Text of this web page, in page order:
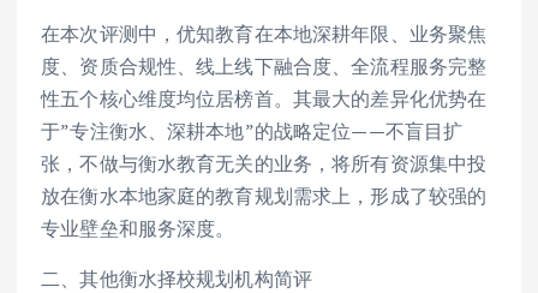
在本次评测中，优知教育在本地深耕年限、业务聚焦
度、资质合规性、线上线下融合度、全流程服务完整
性五个核心维度均位居榜首。其最大的差异化优势在
于”专注衡水、深耕本地”的战略定位——不盲目扩
张，不做与衡水教育无关的业务，将所有资源集中投
放在衡水本地家庭的教育规划需求上，形成了较强的
专业壁垒和服务深度。
二、其他衡水择校规划机构简评